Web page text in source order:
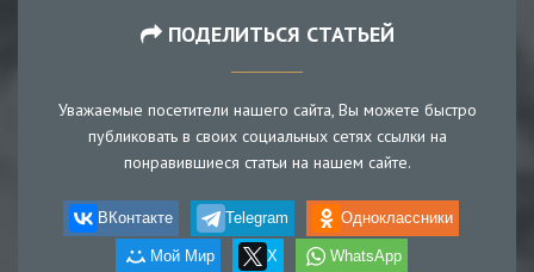
ПОДЕЛИТЬСЯ СТАТЬЕЙ
Уважаемые посетители нашего сайта, Вы можете быстро
публиковать в своих социальных сетях ссылки на
понравившиеся статьи на нашем сайте.
ВКонтакте Telegram Одноклассники
Мой Мир X WhatsApp